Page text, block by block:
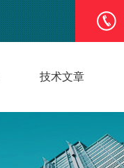
技术文章